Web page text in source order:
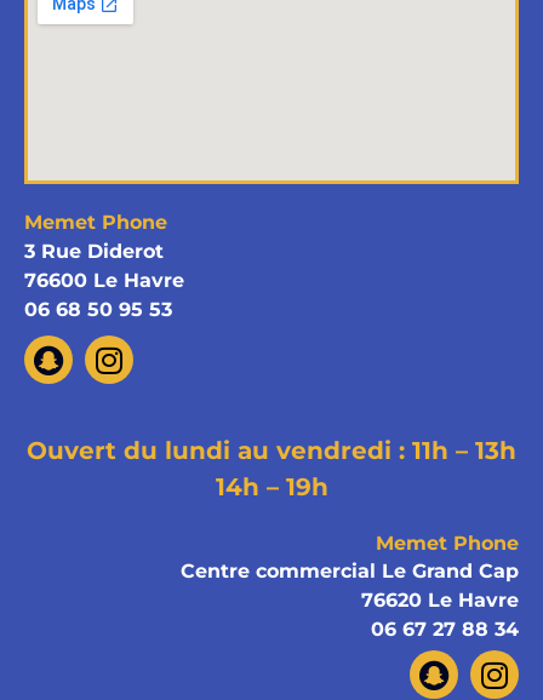
Memet Phone
3 Rue Diderot
76600 Le Havre
06 68 50 95 53
Ouvert du lundi au vendredi : 11h – 13h
14h – 19h
Memet Phone
Centre commercial Le Grand Cap
76620 Le Havre
06 67 27 88 34